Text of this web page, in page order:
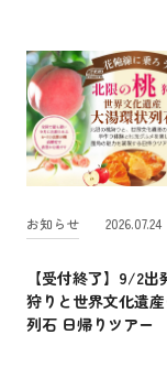
お知らせ 2026.07.24
【受付終了】9/2出
狩りと世界文化遺
列石 日帰りツアー